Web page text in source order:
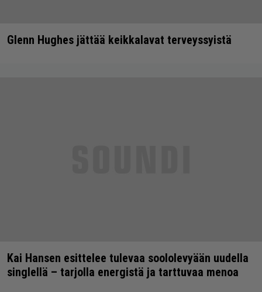
Glenn Hughes jättää keikkalavat terveyssyistä
Kai Hansen esittelee tulevaa soololevyään uudella
singlellä – tarjolla energistä ja tarttuvaa menoa